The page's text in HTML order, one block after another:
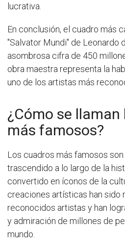
lucrativa.
En conclusión, el cuadro más
"Salvator Mundi" de Leonardo
asombrosa cifra de 450
obra maestra representa la
uno de los artistas más
¿Cómo se
más famosos?
Los cuadros más famosos
trascendido a lo largo de la
convertido en íconos de la
creaciones artísticas han sido
reconocidos artistas y han
y admiración de millones de
mundo.